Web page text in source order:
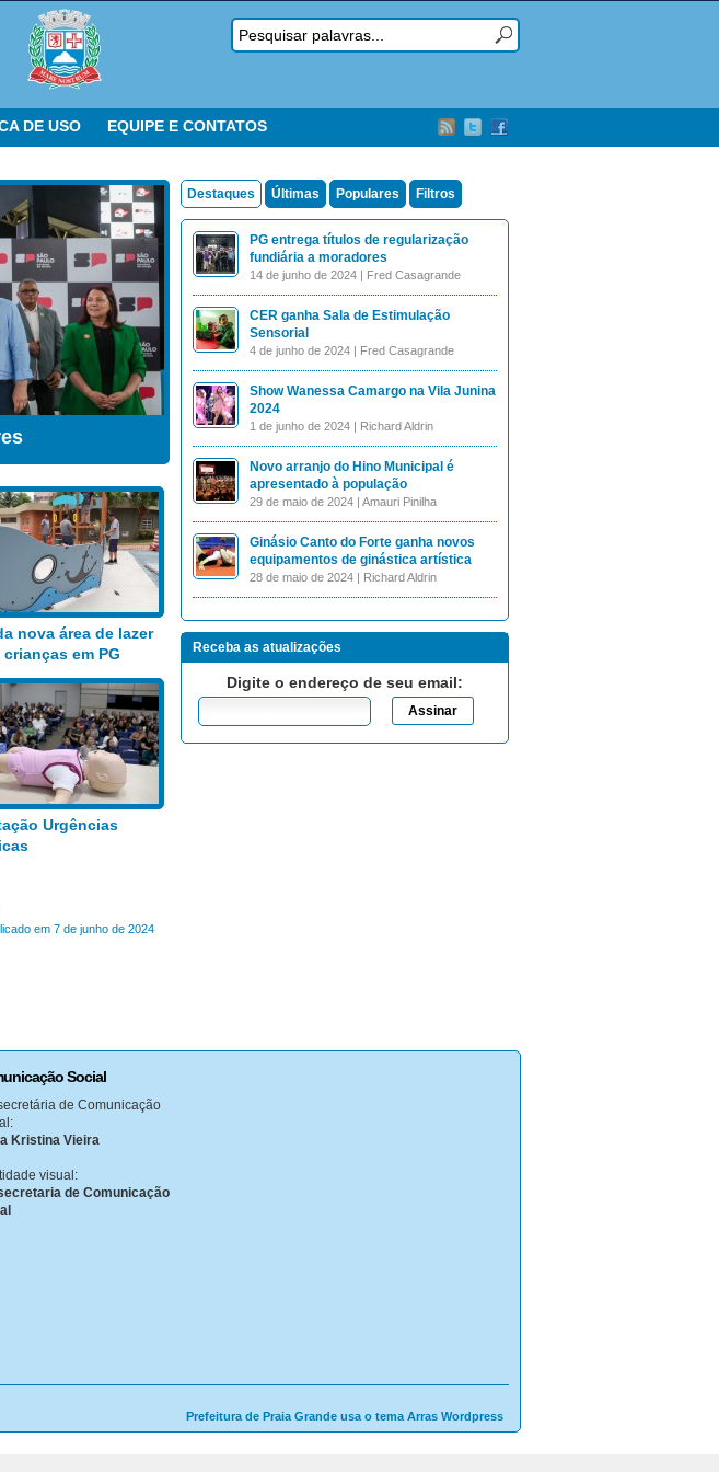
DE USO EQUIPE E CONTATOS
nova área de lazer
crianças em PG
Urgências
em 7 de junho de 2024
Destaques Últimas Populares Filtros
PG entrega títulos de regularização
fundiária a moradores
14 de junho de 2024 | Fred Casagrande
CER ganha Sala de Estimulação
Sensorial
4 de junho de 2024 | Fred Casagrande
Show Wanessa Camargo na Vila Junina
2024
1 de junho de 2024 | Richard Aldrin
Novo arranjo do Hino Municipal é
apresentado à população
29 de maio de 2024 | Amauri Pinilha
Ginásio Canto do Forte ganha novos
equipamentos de ginástica artística
28 de maio de 2024 | Richard Aldrin
Receba as atualizações
Digite o endereço de seu email:
Social
de Comunicação
Kristina Vieira
visual:
de Comunicação
Prefeitura de Praia Grande usa o tema Arras Wordpress